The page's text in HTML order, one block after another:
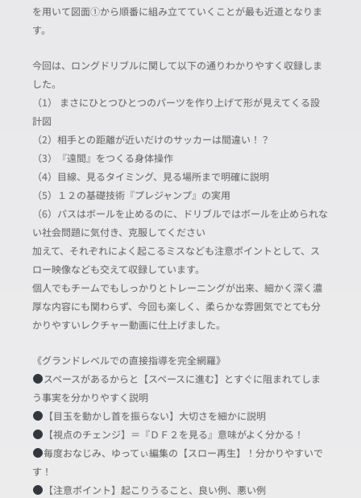
を用いて図面①から順番に組み立てていくことが最も近道となりま
す。
今回は、ロングドリブルに関して以下の通りわかりやすく収録しま
した。
（1） まさにひとつひとつのパーツを作り上げて形が見えてくる設
計図
（2）相手との距離が近いだけのサッカーは間違い！？
（3）『遠間』をつくる身体操作
（4）目線、見るタイミング、見る場所まで明確に説明
（5）１２の基礎技術『プレジャンプ』の実用
（6）パスはボールを止めるのに、ドリブルではボールを止められな
い社会問題に気付き、克服してください
加えて、それぞれによく起こるミスなども注意ポイントとして、ス
ロー映像なども交えて収録しています。
個人でもチームでもしっかりとトレーニングが出来、細かく深く濃
厚な内容にも関わらず、今回も楽しく、柔らかな雰囲気でとても分
かりやすいレクチャー動画に仕上げました。
《グランドレベルでの直接指導を完全網羅》
スペースがあるからと【スペースに進む】とすぐに阻まれてしま
う事実を分かりやすく説明
【目玉を動かし首を振らない】大切さを細かに説明
【視点のチェンジ】＝『ＤＦ２を見る』意味がよく分かる！
毎度おなじみ、ゆってぃ編集の【スロー再生】！分かりやすいで
す！
【注意ポイント】起こりうること、良い例、悪い例